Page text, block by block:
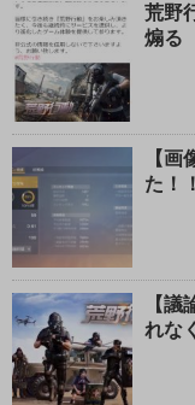
荒野
煽る
【
た！
【
れな